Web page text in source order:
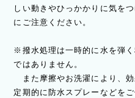
しい動きやひっかかりに気を
にご注意ください。
※撥水処理は一時的に水を弾
ではありません。
また摩擦やお洗濯により、効
定期的に防水スプレーなどをご